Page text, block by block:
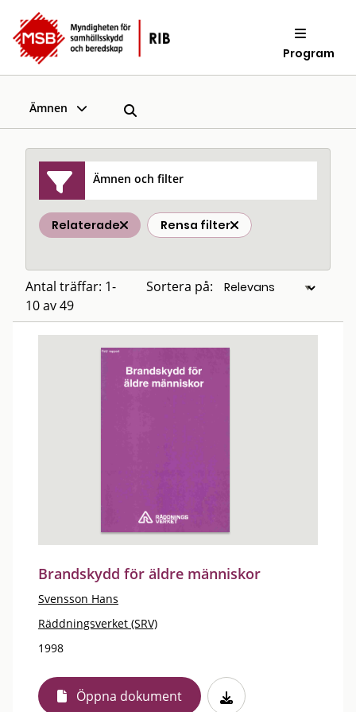
Program
Ämnen
Ämnen och filter
Relaterade Rensa filter
Antal träffar: 1-
10 av 49
Sortera på:
Brandskydd för äldre människor
Svensson Hans
Räddningsverket (SRV)
1998
Öppna dokument